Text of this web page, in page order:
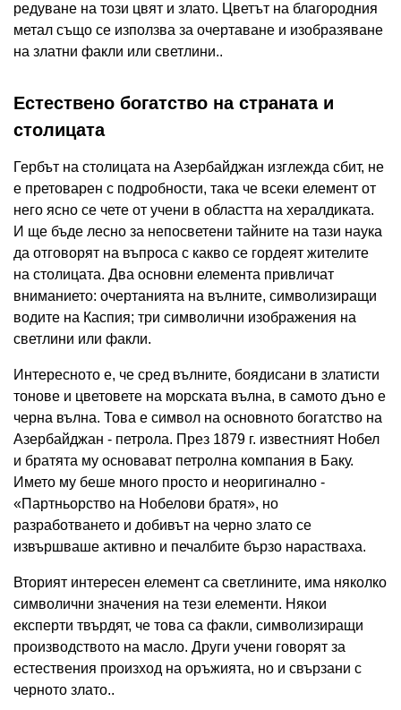
редуване на този цвят и злато. Цветът на благородния
метал също се използва за очертаване и изобразяване
на златни факли или светлини..
Естествено богатство на страната и
столицата
Гербът на столицата на Азербайджан изглежда сбит, не
е претоварен с подробности, така че всеки елемент от
него ясно се чете от учени в областта на хералдиката.
И ще бъде лесно за непосветени тайните на тази наука
да отговорят на въпроса с какво се гордеят жителите
на столицата. Два основни елемента привличат
вниманието: очертанията на вълните, символизиращи
водите на Каспия; три символични изображения на
светлини или факли.
Интересното е, че сред вълните, боядисани в златисти
тонове и цветовете на морската вълна, в самото дъно е
черна вълна. Това е символ на основното богатство на
Азербайджан - петрола. През 1879 г. известният Нобел
и братята му основават петролна компания в Баку.
Името му беше много просто и неоригинално -
«Партньорство на Нобелови братя», но
разработването и добивът на черно злато се
извършваше активно и печалбите бързо нарастваха.
Вторият интересен елемент са светлините, има няколко
символични значения на тези елементи. Някои
експерти твърдят, че това са факли, символизиращи
производството на масло. Други учени говорят за
естествения произход на оръжията, но и свързани с
черното злато..